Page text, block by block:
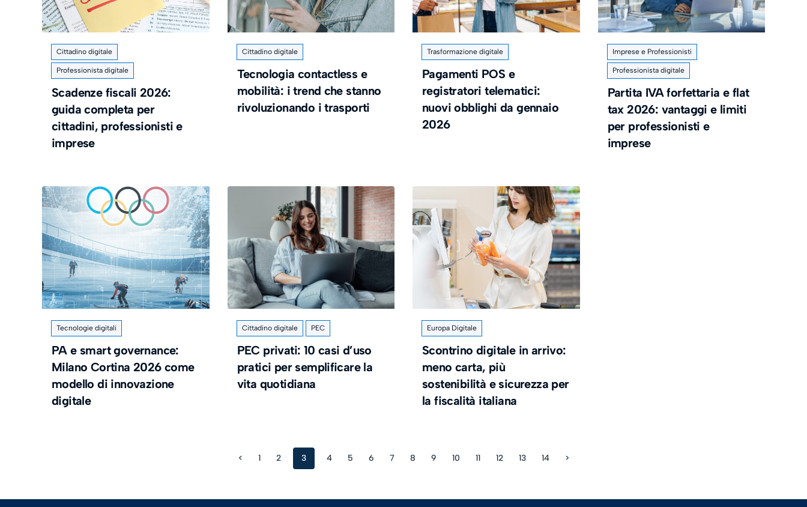
Cittadino digitale
Professionista digitale
​Scadenze fiscali 2026:
guida completa per
cittadini, professionisti e
imprese
Cittadino digitale
Tecnologia contactless e
mobilità: i trend che stanno
rivoluzionando i trasporti
Trasformazione digitale
Pagamenti POS e
registratori telematici:
nuovi obblighi da gennaio
2026
Imprese e Professionisti
Professionista digitale
Partita IVA forfettaria e flat
tax 2026: vantaggi e limiti
per professionisti e
imprese
Tecnologie digitali
PA e smart governance:
Milano Cortina 2026 come
modello di innovazione
digitale
Cittadino digitale PEC
PEC privati: 10 casi d’uso
pratici per semplificare la
vita quotidiana
Europa Digitale
Scontrino digitale in arrivo:
meno carta, più
sostenibilità e sicurezza per
la fiscalità italiana
< 1 2 3 4 5 6 7 8 9 10 11 12 13 14 >